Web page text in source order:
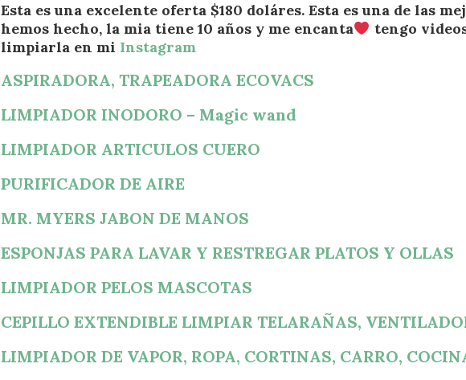
Esta es una excelente oferta $180 doláres. Esta es una de las
hemos hecho, la mia tiene 10 años y me encanta
tengo
limpiarla en mi Instagram
ASPIRADORA, TRAPEADORA ECOVACS
LIMPIADOR INODORO – Magic wand
LIMPIADOR ARTICULOS CUERO
PURIFICADOR DE AIRE
MR. MYERS JABON DE MANOS
ESPONJAS PARA LAVAR Y RESTREGAR PLATOS Y OLLAS
LIMPIADOR PELOS MASCOTAS
CEPILLO EXTENDIBLE LIMPIAR TELARAÑAS,
LIMPIADOR DE VAPOR, ROPA, CORTINAS, CARRO,